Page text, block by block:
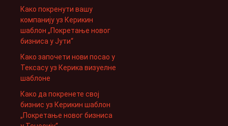
Како покренути вашу
компанију уз Керикин
шаблон „Покретање новог
бизниса у Јути“
Како започети нови посао у
Тексасу уз Керика визуелне
шаблоне
Како да покренете свој
бизнис уз Керикин шаблон
„Покретање новог бизниса